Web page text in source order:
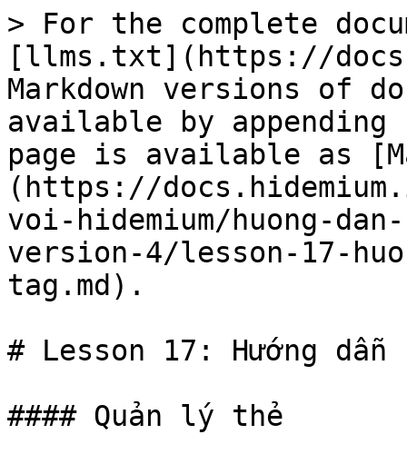
> For the complete
[llms.txt](https://
Markdown versions of
available by
page is available as
(https://
voi-hidemium/huong-
version-4/lesson-17-
tag.md).
# Lesson 17: Hướng
#### Quản lý thẻ